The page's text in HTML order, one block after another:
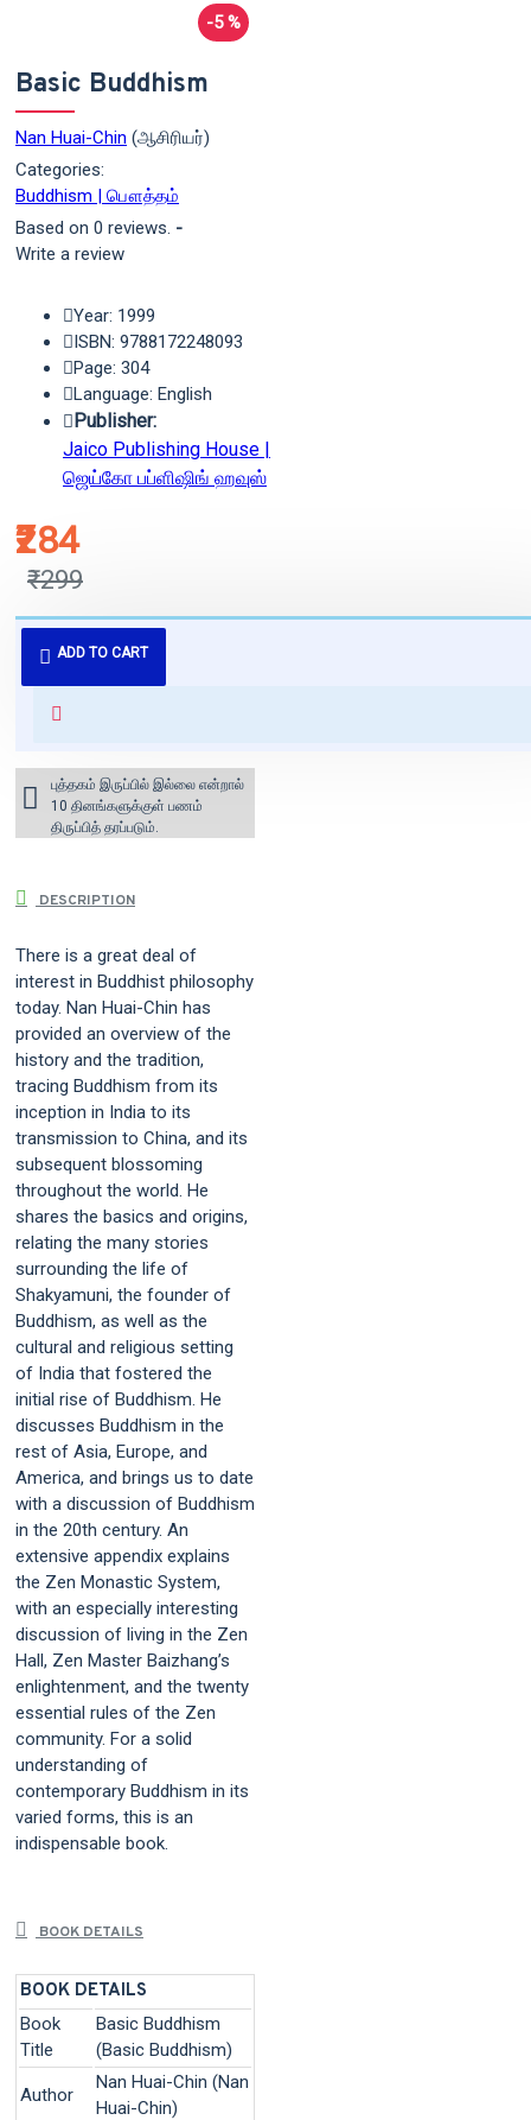
-5 %
Basic Buddhism
Nan Huai-Chin (ஆசிரியர்)
Categories:
Buddhism | பௌத்தம்
Based on 0 reviews. -
Write a review
₹284
₹299
Year: 1999
ISBN: 9788172248093
Page: 304
Language: English
Publisher:
Jaico Publishing House |
ஜெய்கோ பப்ளிஷிங் ஹவுஸ்
ADD TO CART
புத்தகம் 3 - 7 நாட்களில் அனுப்பி
வைக்கப்படும்.
for orders above ₹1000 within
புத்தகம் இருப்பில் இல்லை என்றால்
10 தினங்களுக்குள் பணம்
திருப்பித் தரப்படும்.
DESCRIPTION
There is a great deal of
interest in Buddhist philosophy
today. Nan Huai-Chin has
provided an overview of the
history and the tradition,
tracing Buddhism from its
inception in India to its
transmission to China, and its
subsequent blossoming
throughout the world. He
shares the basics and origins,
relating the many stories
surrounding the life of
Shakyamuni, the founder of
Buddhism, as well as the
cultural and religious setting
of India that fostered the
initial rise of Buddhism. He
discusses Buddhism in the
rest of Asia, Europe, and
America, and brings us to date
with a discussion of Buddhism
in the 20th century. An
extensive appendix explains
the Zen Monastic System,
with an especially interesting
discussion of living in the Zen
Hall, Zen Master Baizhang’s
enlightenment, and the twenty
essential rules of the Zen
community. For a solid
understanding of
contemporary Buddhism in its
varied forms, this is an
indispensable book.
BOOK DETAILS
BOOK DETAILS
Book
Title
Basic Buddhism
(Basic Buddhism)
Author
Nan Huai-Chin (Nan
Huai-Chin)